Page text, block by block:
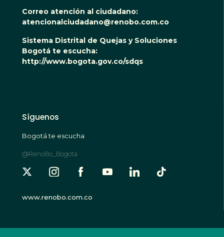
Correo atención al ciudadano:
atencionalciudadano@renobo.com.co
Sistema Distrital de Quejas y Soluciones
Bogotá te escucha:
http://www.bogota.gov.co/sdqs
Síguenos
Bogotá te escucha
@RenoBo_Bogota
www.renobo.com.co